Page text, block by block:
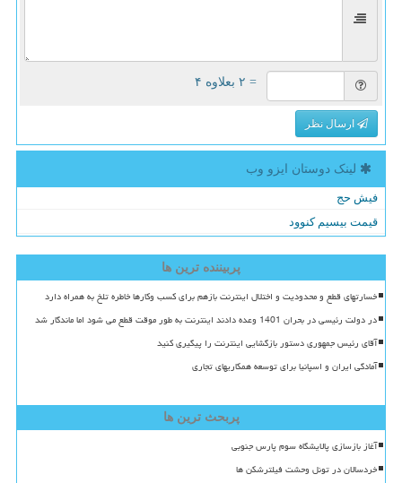
= ۲ بعلاوه ۴
ارسال نظر
لینک دوستان ایزو وب
فیش حج
قیمت بیسیم کنوود
پربیننده ترین ها
خسارتهای قطع و محدودیت و اختلال اینترنت بازهم برای کسب وکارها خاطره تلخ به همراه دارد
در دولت رئیسی در بحران 1401 وعده دادند اینترنت به طور موقت قطع می شود اما ماندگار شد
آقای رئیس جمهوری دستور بازگشایی اینترنت را پیگیری کنید
آمادگی ایران و اسپانیا برای توسعه همکاریهای تجاری
پربحث ترین ها
آغاز بازسازی پالایشگاه سوم پارس جنوبی
خردسالان در تونل وحشت فیلترشکن ها